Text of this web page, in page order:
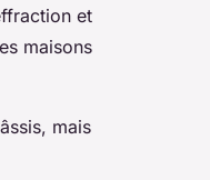
et
maisons
mais